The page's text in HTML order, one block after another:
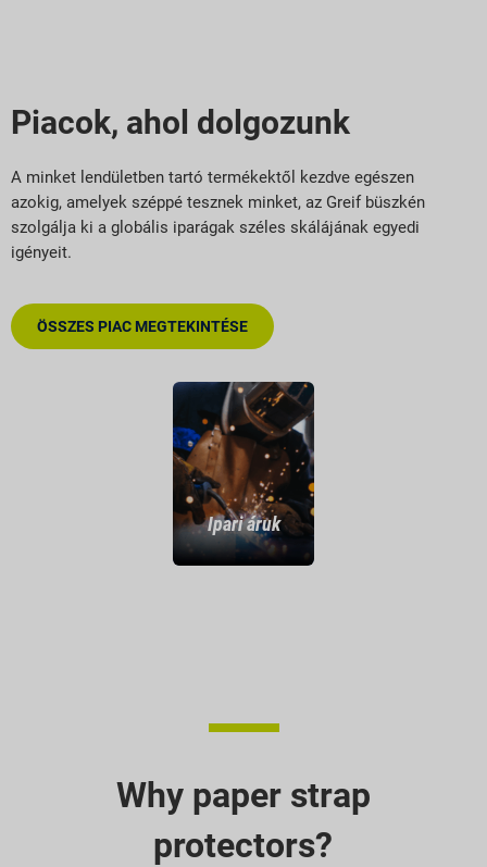
Piacok, ahol dolgozunk
A minket lendületben tartó termékektől kezdve egészen
azokig, amelyek széppé tesznek minket, az Greif büszkén
szolgálja ki a globális iparágak széles skálájának egyedi
igényeit.
ÖSSZES PIAC MEGTEKINTÉSE
Ipari áruk
Why paper strap
protectors?